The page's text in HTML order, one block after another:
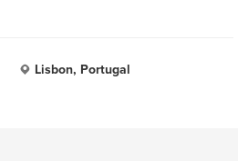
Lisbon, Portugal